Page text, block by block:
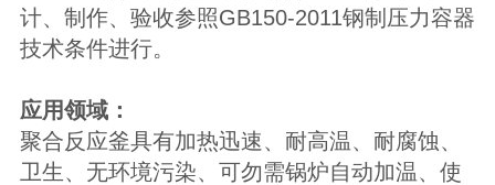
计、制作、验收参照GB150-2011钢制压力容器
技术条件进行。
应用领域：
聚合反应釜具有加热迅速、耐高温、耐腐蚀、
卫生、无环境污染、可勿需锅炉自动加温、使